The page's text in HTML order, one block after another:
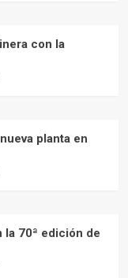
con la
planta en
la 70ª edición de